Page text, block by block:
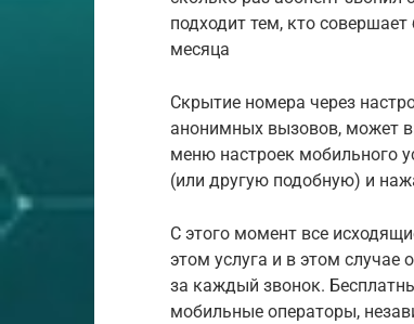
подходит тем, кто
месяца
Скрытие номера через
анонимных вызовов, может
меню настроек мобильного
(или другую подобную) и
С этого момент все
этом услуга и в этом случае
за каждый звонок.
мобильные операторы,